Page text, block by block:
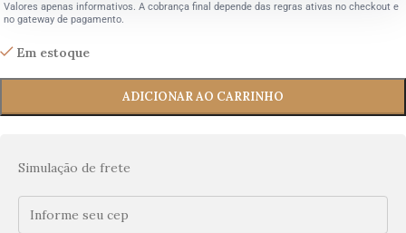
Valores apenas informativos. A cobrança final depende das regras ativas no checkout e
no gateway de pagamento.
Em estoque
ADICIONAR AO CARRINHO
Simulação de frete